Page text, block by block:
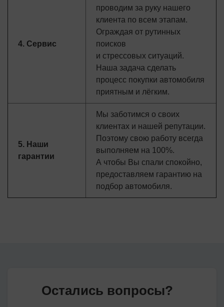
4. Сервис
проводим за руку нашего
клиента по всем этапам.
Ограждая от рутинных
поисков
и стрессовых ситуаций.
Наша задача сделать
процесс покупки автомобиля
приятным и лёгким.
5. Наши
гарантии
Мы заботимся о своих
клиентах и нашей репутации.
Поэтому свою работу всегда
выполняем на 100%.
А чтобы Вы спали спокойно,
предоставляем гарантию на
подбор автомобиля.
Остались вопросы?